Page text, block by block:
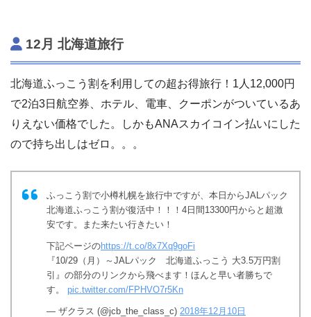
12月 北海道旅行
北海道ふっこう割を利用しての超お得旅行！1人12,000円
で2泊3日航空券、ホテル、電車、クーポンがついているあ
りえない価格でした。しかもANAスカイコイン払いにした
ので持ち出しはゼロ。。。
ふっこう割で小樽札幌を旅行中ですが、本日からJALパック
北海道ふっこう割が復活中！！！4日間13300円からと超激
安です。また来たい行きたい！
下記ページのhttps://t.co/8x7Xq9goFi
『10/29（月）～JALパック 北海道ふっこう 大3.5万円割
引』の部分のリンクから飛べます！ほんと早い者勝ちで
す。 pic.twitter.com/FPHVO7r5Kn
— ザクラス (@jcb_the_class_c) 2018年12月10日